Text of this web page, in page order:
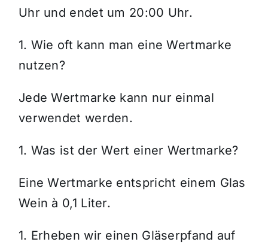
Uhr und endet um 20:00 Uhr.
1. Wie oft kann man eine Wertmarke
nutzen?
Jede Wertmarke kann nur einmal
verwendet werden.
1. Was ist der Wert einer Wertmarke?
Eine Wertmarke entspricht einem Glas
Wein à 0,1 Liter.
1. Erheben wir einen Gläserpfand auf